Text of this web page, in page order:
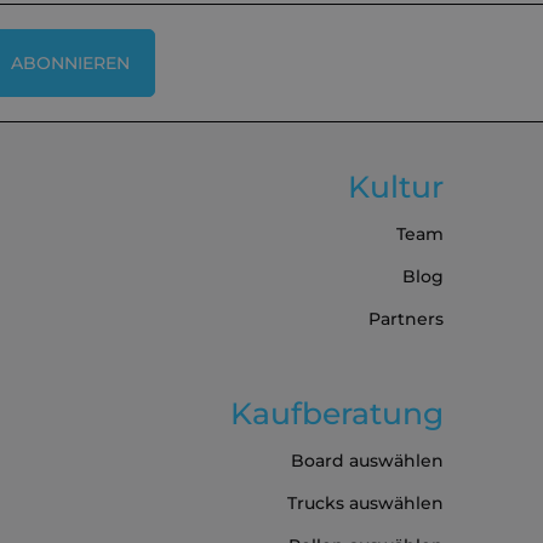
ABONNIEREN
Kultur
Team
Blog
Partners
Kaufberatung
Board auswählen
Trucks auswählen